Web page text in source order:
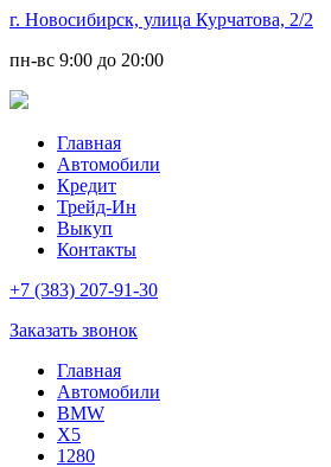
г. Новосибирск, улица Курчатова, 2/2
пн-вс 9:00 до 20:00
Главная
Автомобили
Кредит
Трейд-Ин
Выкуп
Контакты
+7 (383) 207-91-30
Заказать звонок
Главная
Автомобили
BMW
X5
1280